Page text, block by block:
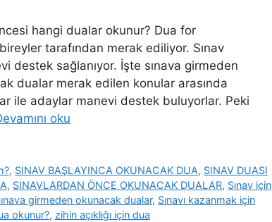
hangi dualar okunur? Dua for
tarafından merak ediliyor. Sınav
destek sağlanıyor. İşte sınava girmeden
dualar merak edilen konular arasında
ile adaylar manevi destek buluyorlar. Peki
oku
, SINAV BAŞLAYINCA OKUNACAK DUA, SINAV DUASI
, SINAVLARDAN ÖNCE OKUNACAK DUALAR, Sınav için
girmeden okunacak dualar, Sınavı kazanmak için
okunur?, zihin açıklığı için dua